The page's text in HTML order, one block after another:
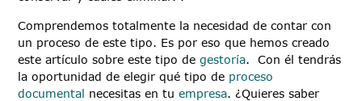
Comprendemos totalmente la necesidad de contar con
un proceso de este tipo. Es por eso que hemos creado
este artículo sobre este tipo degestoría. Con él tendrás
la oportunidad de elegir qué tipo de proceso
documental necesitas en tuempresa. ¿Quieres saber